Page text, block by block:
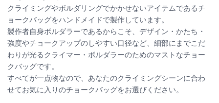
クライミングやボルダリングでかかせないアイテムであるチ
ョークバッグをハンドメイドで製作しています。
製作者自身ボルダラーであるからこそ、デザイン・かたち・
強度やチョークアップのしやすい口径など、細部にまでこだ
わりが光るクライマー・ボルダラーのためのマストなチョー
クバッグです。
すべてが一点物なので、あなたのクライミングシーンに合わ
せてお気に入りのチョークバッグをお選びください。